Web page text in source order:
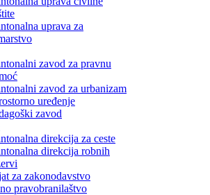
uprava za
zavod za pravnu
zavod za urbanizam
uređenje
zavod
direkcija za ceste
direkcija robnih
za zakonodavstvo
pravobranilaštvo